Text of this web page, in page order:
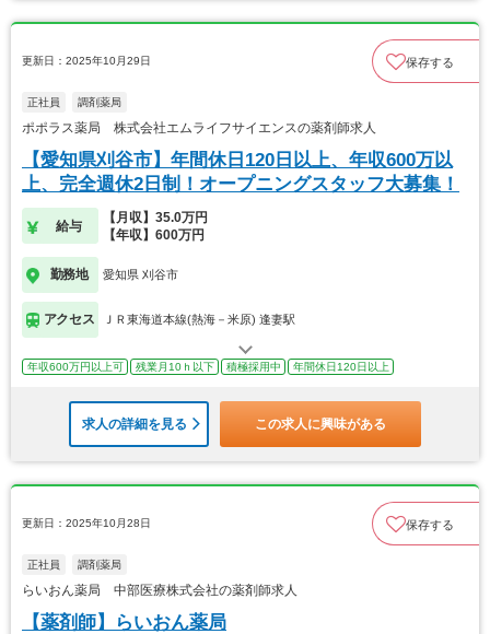
更新日：2025年10月29日 保存する
正社員 調剤薬局
ポポラス薬局 株式会社エムライフサイエンスの薬剤師求人
【愛知県刈谷市】年間休日120日以上、年収600万以
上、完全週休2日制！オープニングスタッフ大募集！
給与
【月収】35.0万円
【年収】600万円
勤務地 愛知県 刈谷市
アクセス ＪＲ東海道本線(熱海－米原) 逢妻駅
年収600万円以上可 残業月10ｈ以下 積極採用中 年間休日120日以上
求人の詳細を見る この求人に興味がある
更新日：2025年10月28日 保存する
正社員 調剤薬局
らいおん薬局 中部医療株式会社の薬剤師求人
【薬剤師】らいおん薬局